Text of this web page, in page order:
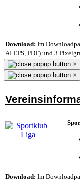
Download: Im
AI EPS, PDF) und 3
×
×
Download: Im